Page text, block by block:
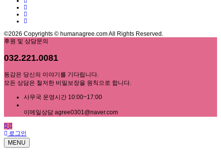
©2026 Copyrights © humanagree.com All Rights Reserved.
후원 및 상담문의
032.221.0081
동감은 당신의 이야기를 기다립니다.
모든 상담은 철저한 비밀보장을 원칙으로 합니다.
사무국 운영시간 10:00~17:00
이메일상담 agree0301@naver.com
로그인
MENU